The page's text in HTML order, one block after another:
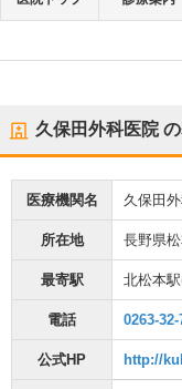
久保田外科医院の
医療機関名 久保田
所在地 長野県
最寄駅 北松本駅
電話 0263-32-
公式HP http://